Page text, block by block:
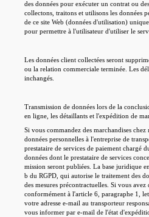
des données pour exécuter un contrat ou
collectons, traitons et utilisons les données
de ce site Web (données d'utilisation)
pour permettre à l'utilisateur d'utiliser le
Les données client collectées seront
ou la relation commerciale terminée. Les
inchangés.
Transmission de données lors de la
en ligne, les détaillants et l'expédition de
Si vous commandez des marchandises
données personnelles à l'entreprise de
prestataire de services de paiement chargé
données dont le prestataire de services
mission seront publiées. La base juridique
b du RGPD, qui autorise le traitement des
des mesures précontractuelles. Si vous
conformément à l'article 6, paragraphe 1,
votre adresse e-mail au transporteur
vous informer par e-mail de l'état